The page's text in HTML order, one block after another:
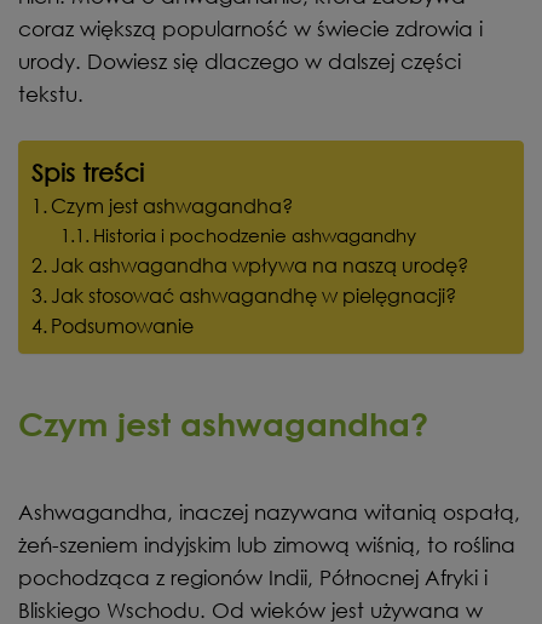
coraz większą popularność w świecie zdrowia i
urody. Dowiesz się dlaczego w dalszej części
tekstu.
Spis treści
Czym jest ashwagandha?
Historia i pochodzenie ashwagandhy
Jak ashwagandha wpływa na naszą urodę?
Jak stosować ashwagandhę w pielęgnacji?
Podsumowanie
Czym jest ashwagandha?
Ashwagandha, inaczej nazywana witanią ospałą,
żeń-szeniem indyjskim lub zimową wiśnią, to roślina
pochodząca z regionów Indii, Północnej Afryki i
Bliskiego Wschodu. Od wieków jest używana w